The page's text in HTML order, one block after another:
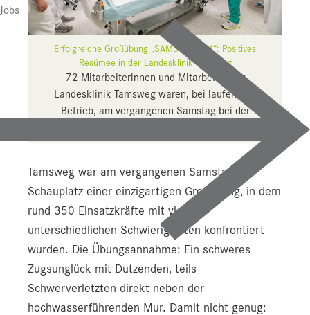
Jobs Presse
Downloads
Pressebilder
YOUNG.HOPE
Pressekontakt
Erfolgreiche Großübung „SAMSON 2024“: Positives
Resümee in der Landesklinik Tamsweg
72 Mitarbeiterinnen und Mitarbeiter der
Landesklinik Tamsweg waren, bei laufendem
Betrieb, am vergangenen Samstag bei der
Tamsweg war am vergangenen Samstag
Schauplatz einer einzigartigen Großübung, in dem
rund 350 Einsatzkräfte mit vielen
unterschiedlichen Schwierigkeiten konfrontiert
wurden. Die Übungsannahme: Ein schweres
Zugsunglück mit Dutzenden, teils
Schwerverletzten direkt neben der
hochwasserführenden Mur. Damit nicht genug: